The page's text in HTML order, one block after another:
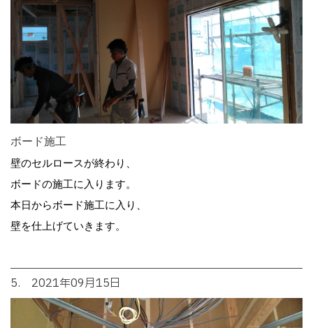
ボード施工
壁のセルロースが終わり、
ボードの施工に入ります。
本日からボード施工に入り、
壁を仕上げていきます。
5. 2021年09月15日